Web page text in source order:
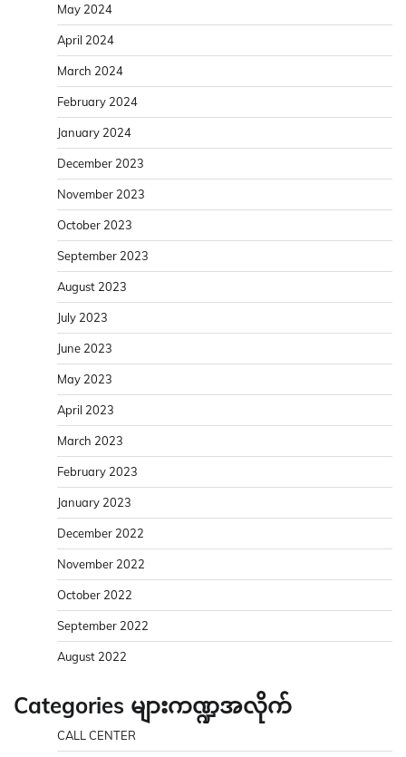
May 2024
April 2024
March 2024
February 2024
January 2024
December 2023
November 2023
October 2023
September 2023
August 2023
July 2023
June 2023
May 2023
April 2023
March 2023
February 2023
January 2023
December 2022
November 2022
October 2022
September 2022
August 2022
Categories များကဏ္ဍအလိုက်
CALL CENTER